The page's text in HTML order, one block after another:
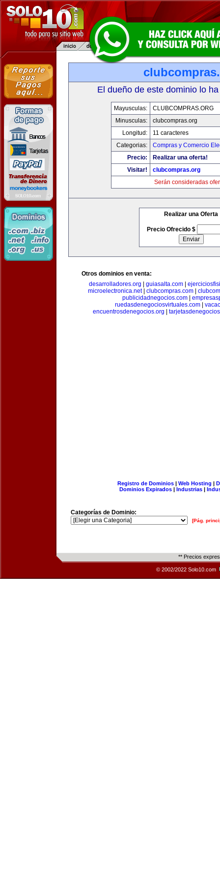
El dueño de este dominio lo
Mayusculas:
CLUBCOMPRAS.ORG
Minusculas:
clubcompras.org
Longitud:
11 caracteres
Categorias:
Compras y Comercio
Precio:
Realizar una oferta!
Visitar!
clubcompras.org
Serán consideradas
Realizar una Oferta
Precio Ofrecido $
Otros dominios en venta:
desarrolladores.org
guiasalta.com|
microelectronica.net| clubcompras.com
publicidadnegocios.com
ruedasdenegociosvirtuales.com|
encuentrosdenegocios.org
Registro de Dominios| Web Hosting |
Dominios Expirados | Industrias |
Categorías de Dominio:
[Pág.
** Precios
© 2002/2022 Solo10.com